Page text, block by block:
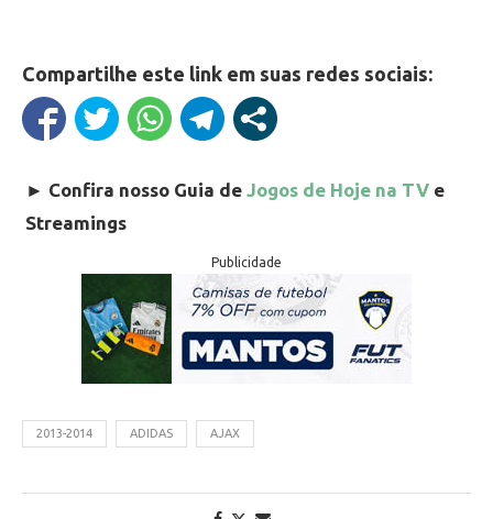
Compartilhe este link em suas redes sociais:
► Confira nosso Guia de Jogos de Hoje na TV e
Streamings
Publicidade
2013-2014 ADIDAS AJAX